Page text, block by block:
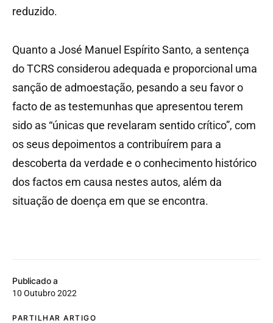
Publicado a
10 Outubro 2022
PARTILHAR ARTIGO
reduzido.
Quanto a José Manuel Espírito Santo, a sentença
do TCRS considerou adequada e proporcional uma
sanção de admoestação, pesando a seu favor o
facto de as testemunhas que apresentou terem
sido as “únicas que revelaram sentido crítico”, com
os seus depoimentos a contribuírem para a
descoberta da verdade e o conhecimento histórico
dos factos em causa nestes autos, além da
situação de doença em que se encontra.